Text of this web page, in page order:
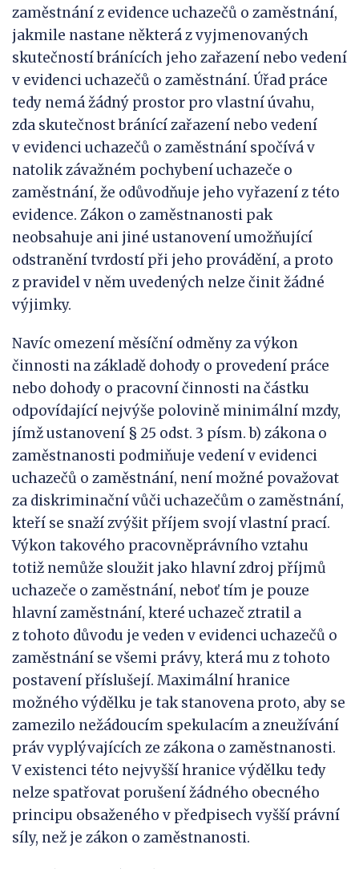
zaměstnání z evidence uchazečů o zaměstnání,
jakmile nastane některá z vyjmenovaných
skutečností bránících jeho zařazení nebo vedení
v evidenci uchazečů o zaměstnání. Úřad práce
tedy nemá žádný prostor pro vlastní úvahu,
zda skutečnost bránící zařazení nebo vedení
v evidenci uchazečů o zaměstnání spočívá v
natolik závažném pochybení uchazeče o
zaměstnání, že odůvodňuje jeho vyřazení z této
evidence. Zákon o zaměstnanosti pak
neobsahuje ani jiné ustanovení umožňující
odstranění tvrdostí při jeho provádění, a proto
z pravidel v něm uvedených nelze činit žádné
výjimky.
Navíc omezení měsíční odměny za výkon
činnosti na základě dohody o provedení práce
nebo dohody o pracovní činnosti na částku
odpovídající nejvýše polovině minimální mzdy,
jímž ustanovení § 25 odst. 3 písm. b) zákona o
zaměstnanosti podmiňuje vedení v evidenci
uchazečů o zaměstnání, není možné považovat
za diskriminační vůči uchazečům o zaměstnání,
kteří se snaží zvýšit příjem svojí vlastní prací.
Výkon takového pracovněprávního vztahu
totiž nemůže sloužit jako hlavní zdroj příjmů
uchazeče o zaměstnání, neboť tím je pouze
hlavní zaměstnání, které uchazeč ztratil a
z tohoto důvodu je veden v evidenci uchazečů o
zaměstnání se všemi právy, která mu z tohoto
postavení příslušejí. Maximální hranice
možného výdělku je tak stanovena proto, aby se
zamezilo nežádoucím spekulacím a zneužívání
práv vyplývajících ze zákona o zaměstnanosti.
V existenci této nejvyšší hranice výdělku tedy
nelze spatřovat porušení žádného obecného
principu obsaženého v předpisech vyšší právní
síly, než je zákon o zaměstnanosti.